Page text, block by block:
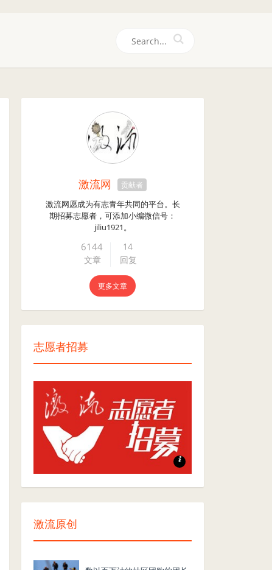
激流网 贡献者
激流网愿成为有志青年共同的平台。长
期招募志愿者，可添加小编微信号：
jiliu1921。
6144
文章
14
回复
更多文章
志愿者招募
志愿者招募
激流原创